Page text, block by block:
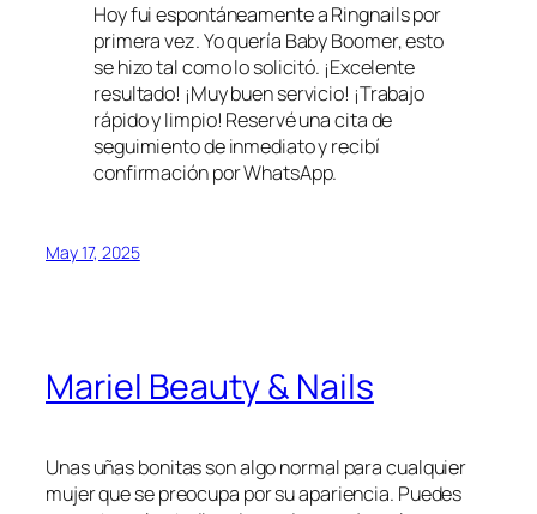
Hoy fui espontáneamente a Ringnails por
primera vez. Yo quería Baby Boomer, esto
se hizo tal como lo solicitó. ¡Excelente
resultado! ¡Muy buen servicio! ¡Trabajo
rápido y limpio! Reservé una cita de
seguimiento de inmediato y recibí
confirmación por WhatsApp.
May 17, 2025
Mariel Beauty & Nails
Unas uñas bonitas son algo normal para cualquier
mujer que se preocupa por su apariencia. Puedes